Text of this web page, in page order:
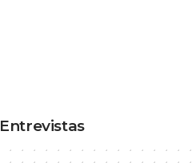
Entrevistas